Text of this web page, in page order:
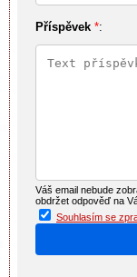
Příspěvek *:
Váš email nebude
obdržet odpověď na
Souhlasím se